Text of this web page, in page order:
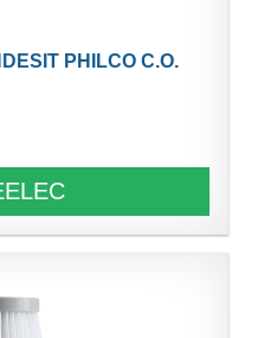
PHILCO C.O.